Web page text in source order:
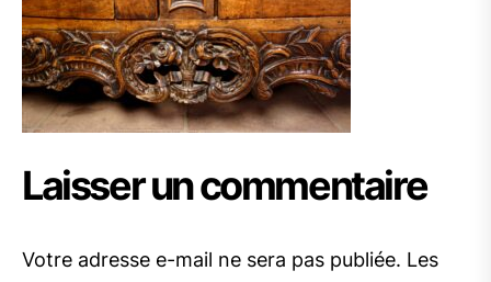
Laisser un commentaire
Votre adresse e-mail ne sera pas publiée. Les